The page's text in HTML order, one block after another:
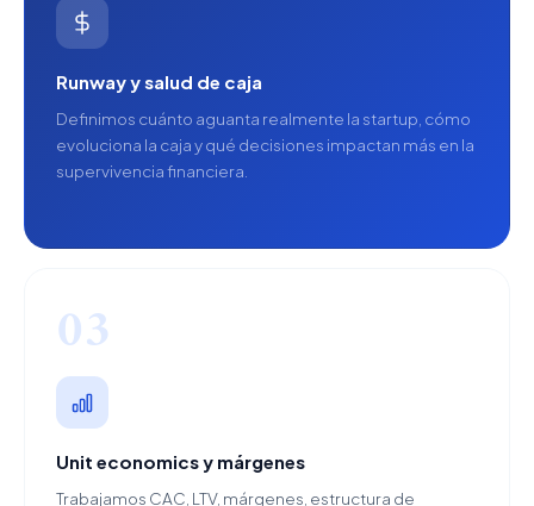
Runway y salud de caja
Definimos cuánto aguanta realmente la startup, cómo
evoluciona la caja y qué decisiones impactan más en la
supervivencia financiera.
03
Unit economics y márgenes
Trabajamos CAC, LTV, márgenes, estructura de